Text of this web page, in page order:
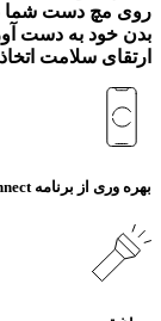
روی مچ دست شما ،
بدن خود به دست
ارتقای سلامت
بهره وری از برنامه Garmin Connect روی گوشی‌ های هوشمند آیفون و اندروید